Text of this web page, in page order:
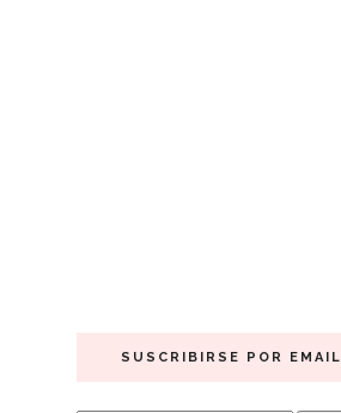
SUSCRIBIRSE POR EMAIL